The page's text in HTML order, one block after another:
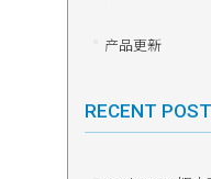
产品更新
RECENT